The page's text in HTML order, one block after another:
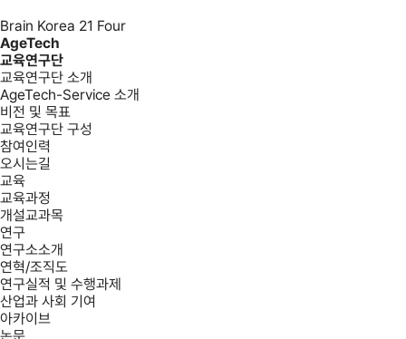
Brain Korea 21 Four
AgeTech
교육연구단
교육연구단 소개
AgeTech-Service 소개
비전 및 목표
교육연구단 구성
참여인력
오시는길
교육
교육과정
개설교과목
연구
연구소소개
연혁/조직도
연구실적 및 수행과제
산업과 사회 기여
아카이브